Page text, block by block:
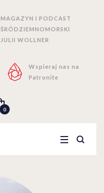
MAGAZYN I PODCAST
ŚRÓDZIEMNOMORSKI
JULII WOLLNER
Wspieraj nas na
Patronite
0